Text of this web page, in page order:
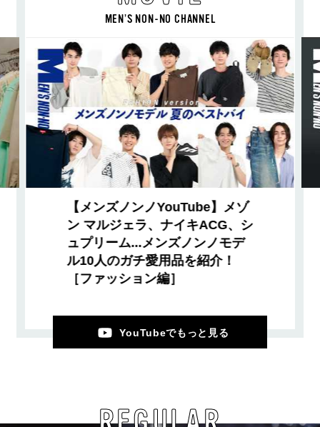
MEN’S NON-NO CHANNEL
【メンズノンノYouTube】メゾ
ン マルジェラ、ナイキACG、シ
ュプリーム...メンズノンノモデ
ル10人のガチ愛用品を紹介！
［ファッション編］
YouTubeでもっと見る